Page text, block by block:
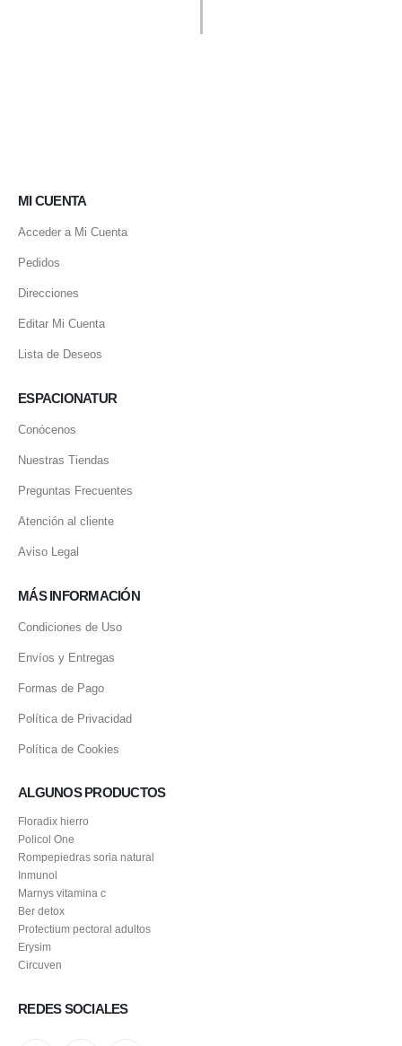
MI CUENTA
Acceder a Mi Cuenta
Pedidos
Direcciones
Editar Mi Cuenta
Lista de Deseos
ESPACIONATUR
Conócenos
Nuestras Tiendas
Preguntas Frecuentes
Atención al cliente
Aviso Legal
MÁS INFORMACIÓN
Condiciones de Uso
Envíos y Entregas
Formas de Pago
Política de Privacidad
Política de Cookies
ALGUNOS PRODUCTOS
Floradix hierro
Policol One
Rompepiedras soria natural
Inmunol
Marnys vitamina c
Ber detox
Protectium pectoral adultos
Erysim
Circuven
REDES SOCIALES